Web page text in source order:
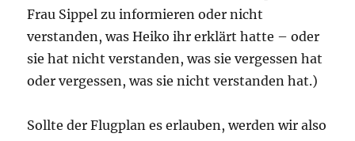
Frau Sippel zu informieren oder nicht
verstanden, was Heiko ihr erklärt hatte – oder
sie hat nicht verstanden, was sie vergessen hat
oder vergessen, was sie nicht verstanden hat.)
Sollte der Flugplan es erlauben, werden wir also